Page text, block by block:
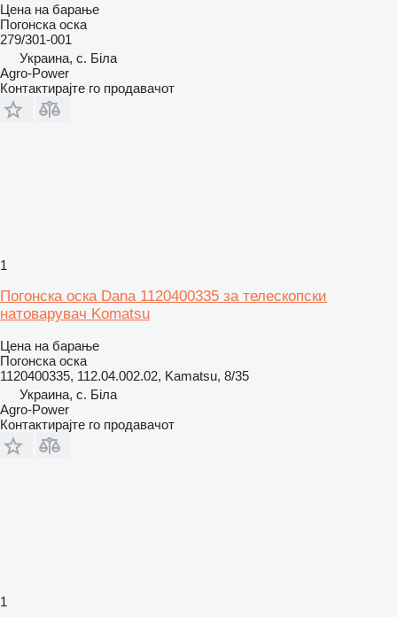
Цена на барање
Погонска оска
279/301-001
Украина, с. Біла
Agro-Power
Контактирајте го продавачот
1
Погонска оска Dana 1120400335 за телескопски
натоварувач Komatsu
Цена на барање
Погонска оска
1120400335, 112.04.002.02, Kamatsu, 8/35
Украина, с. Біла
Agro-Power
Контактирајте го продавачот
1